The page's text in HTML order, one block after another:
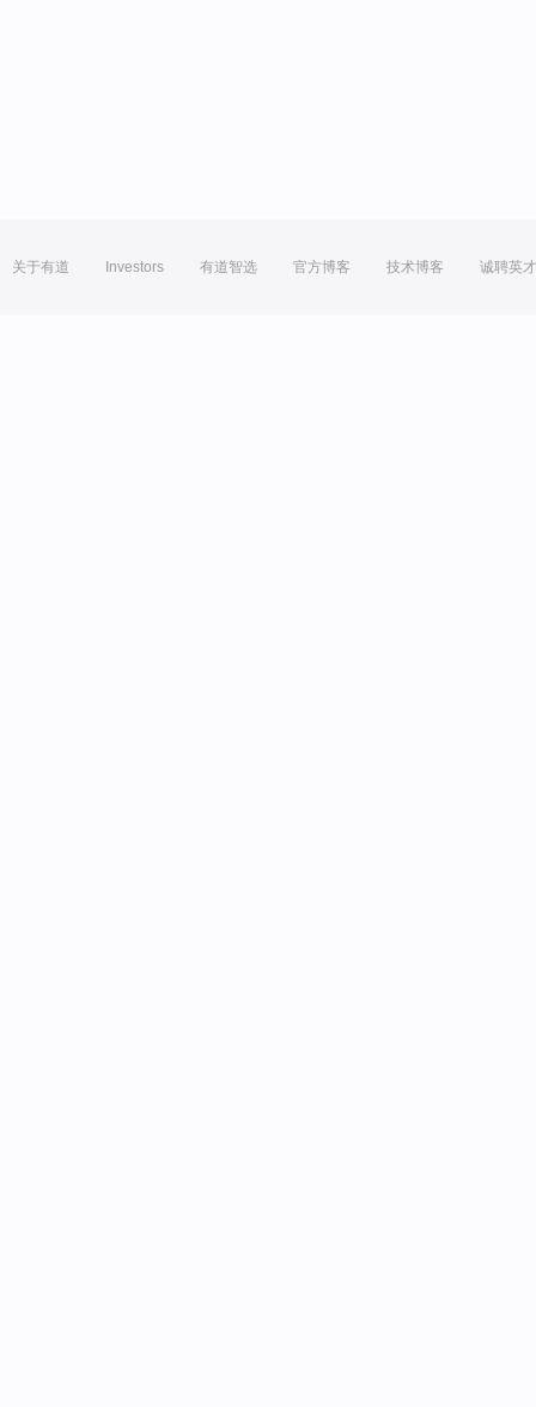
关于有道 Investors 有道智选 官方博客 技术博客 诚聘英才